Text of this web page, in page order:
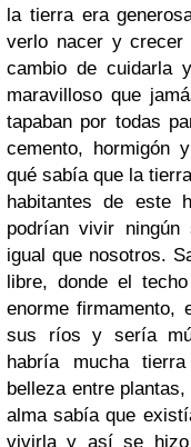
la tierra era
verlo nacer y crecer
cambio de cuidarla
maravilloso que
tapaban por todas
cemento, hormigón
qué sabía que la
habitantes de este
podrían vivir
igual que nosotros.
libre, donde el
enorme firmamento,
sus ríos y sería
habría mucha
belleza entre
alma sabía que
vivirla y así se hizo